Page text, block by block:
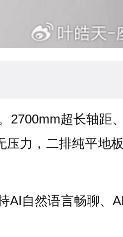
2700mm超长轴距
力，二排纯平地
AI自然语言畅聊、